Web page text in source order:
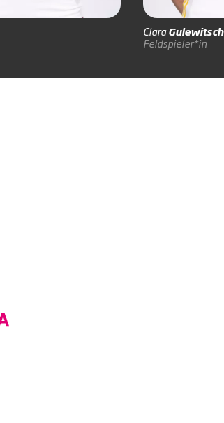
ClaraGulewitsch
Feldspieler*in